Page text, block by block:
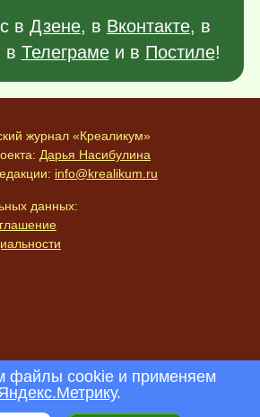
в Дзене, в Вконтакте, в
в Телеграмеи в Постиле!
журнал «Креаликум»
Дарья Насибулина
info@krealikum.ru
данных:
файлы cookie и применяем
.